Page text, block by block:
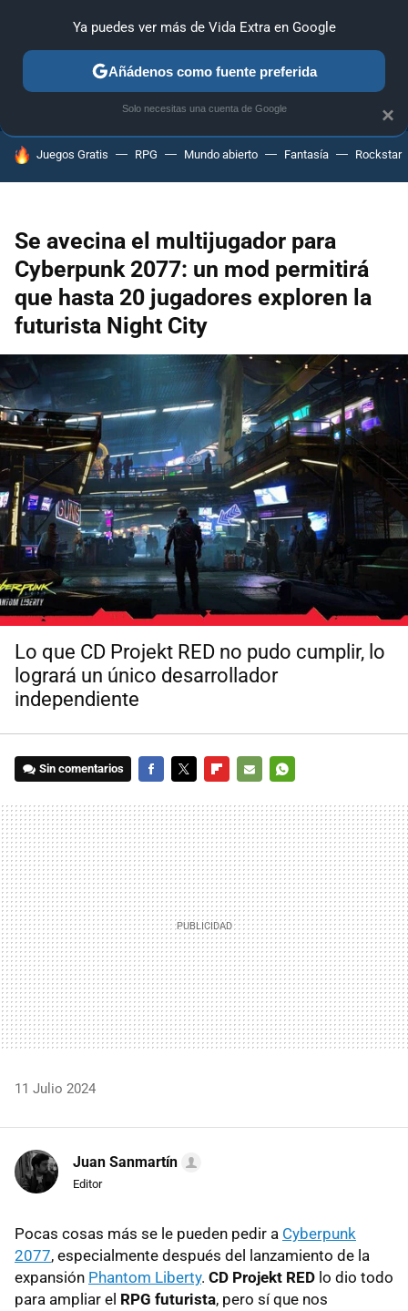
ANÁLISIS GUÍAS Y TRUCOS PC SONY NINTENDO
HOY SE HABLA DE
Juegos Gratis RPG Mundo abierto Fantasía Rockstar
Se avecina el multijugador para
Cyberpunk 2077: un mod permitirá
que hasta 20 jugadores exploren la
futurista Night City
Lo que CD Projekt RED no pudo cumplir, lo
logrará un único desarrollador
independiente
Sin comentarios
MAIL
11 Julio 2024
Juan Sanmartín
Editor
Pocas cosas más se le pueden pedir a Cyberpunk
2077, especialmente después del lanzamiento de la
expansión Phantom Liberty. CD Projekt RED lo dio todo
para ampliar el RPG futurista, pero sí que nos
×
Ya puedes ver más de Vida Extra en Google
Añádenos como fuente preferida
Solo necesitas una cuenta de Google